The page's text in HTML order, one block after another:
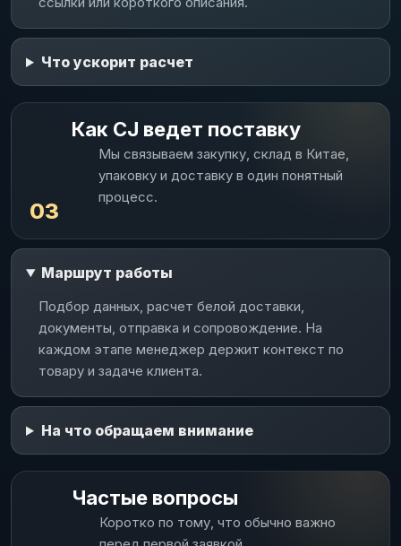
Что ускорит расчет
03
Как CJ ведет поставку
Мы связываем закупку, склад в Китае,
упаковку и доставку в один понятный
процесс.
Маршрут работы
Подбор данных, расчет белой доставки,
документы, отправка и сопровождение. На
каждом этапе менеджер держит контекст по
товару и задаче клиента.
На что обращаем внимание
Частые вопросы
Коротко по тому, что обычно важно